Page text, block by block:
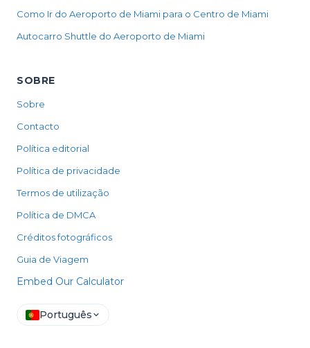
Como Ir do Aeroporto de Miami para o Centro de Miami
Autocarro Shuttle do Aeroporto de Miami
SOBRE
Sobre
Contacto
Política editorial
Política de privacidade
Termos de utilização
Política de DMCA
Créditos fotográficos
Guia de Viagem
Embed Our Calculator
Português